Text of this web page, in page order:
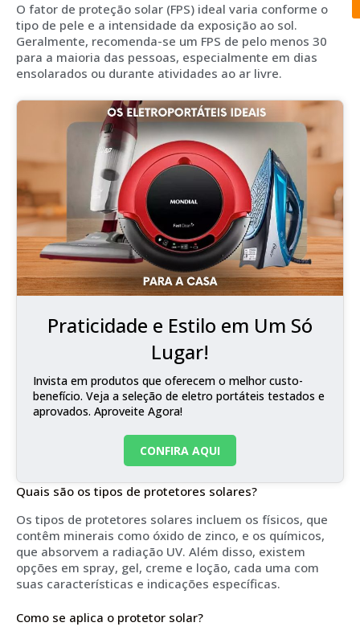
O fator de proteção solar (FPS) ideal varia conforme o
tipo de pele e a intensidade da exposição ao sol.
Geralmente, recomenda-se um FPS de pelo menos 30
para a maioria das pessoas, especialmente em dias
ensolarados ou durante atividades ao ar livre.
Praticidade e Estilo em Um Só
Lugar!
Invista em produtos que oferecem o melhor custo-
benefício. Veja a seleção de eletro portáteis testados e
aprovados. Aproveite Agora!
CONFIRA AQUI
Quais são os tipos de protetores solares?
Os tipos de protetores solares incluem os físicos, que
contêm minerais como óxido de zinco, e os químicos,
que absorvem a radiação UV. Além disso, existem
opções em spray, gel, creme e loção, cada uma com
suas características e indicações específicas.
Como se aplica o protetor solar?